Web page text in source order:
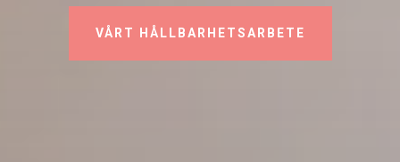
VÅRT HÅLLBARHETSARBETE